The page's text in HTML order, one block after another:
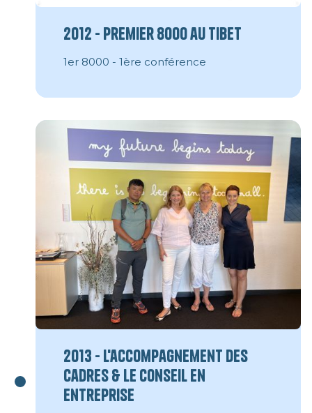
2012 - Premier 8000 au Tibet
1er 8000 - 1ère conférence
2013 - L'accompagnement des
cadres & le conseil en
entreprise